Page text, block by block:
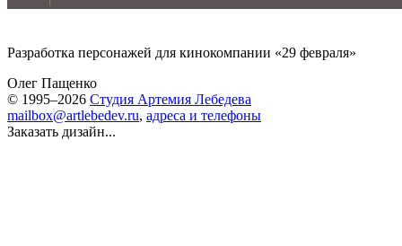
Разработка персонажей для кинокомпании «29 февраля»
Олег Пащенко
© 1995–2026 Студия Артемия Лебедева
mailbox@artlebedev.ru, адреса и телефоны
Заказать дизайн...